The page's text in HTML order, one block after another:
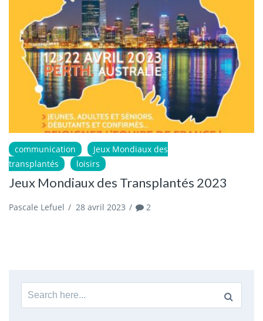
communication
Jeux Mondiaux des
transplantés
loisirs
Jeux Mondiaux des Transplantés 2023
Pascale Lefuel / 28 avril 2023 / 2
Search
for: